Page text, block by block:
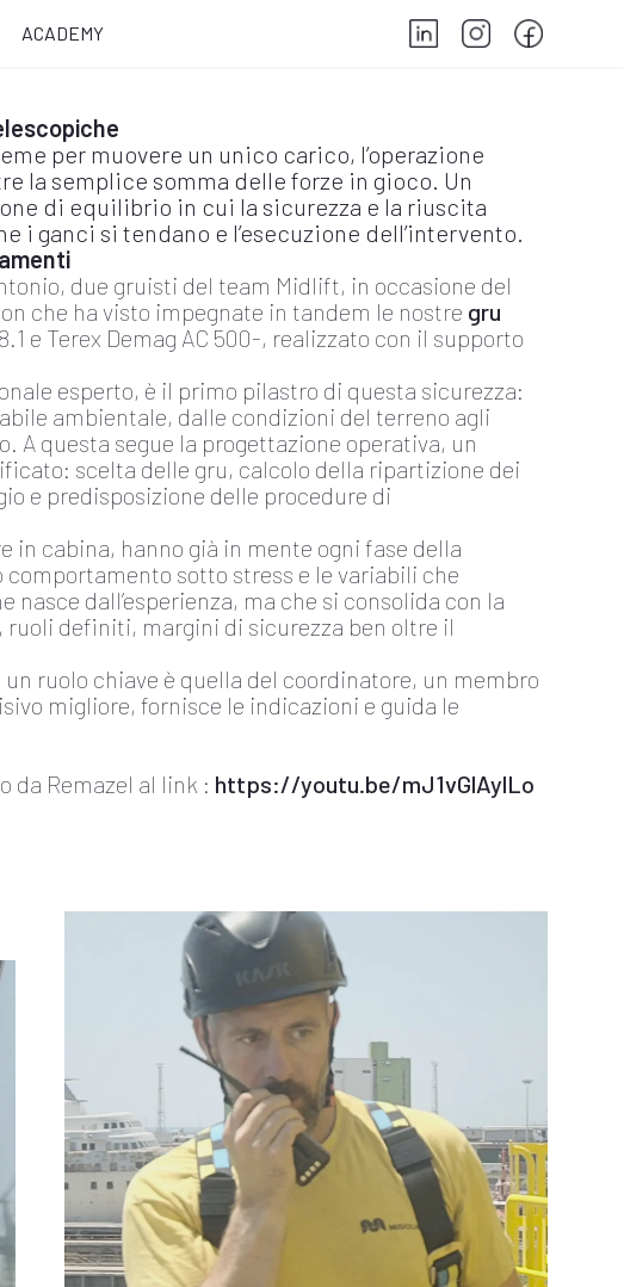
ACADEMY
per muovere un unico carico, l’operazione
la semplice somma delle forze in gioco. Un
di equilibrio in cui la sicurezza e la riuscita
i ganci si tendano e l’esecuzione dell’intervento.
due gruisti del team Midlift, in occasione del
che ha visto impegnate in tandem le nostre gru
e Terex Demag AC 500-, realizzato con il supporto
esperto, è il primo pilastro di questa sicurezza:
ambientale, dalle condizioni del terreno agli
A questa segue la progettazione operativa, un
scelta delle gru, calcolo della ripartizione dei
e predisposizione delle procedure di
cabina, hanno già in mente ogni fase della
sotto stress e le variabili che
nasce dall’esperienza, ma che si consolida con la
definiti, margini di sicurezza ben oltre il
ruolo chiave è quella del coordinatore, un membro
migliore, fornisce le indicazioni e guida le
da Remazel al link : https://youtu.be/mJ1vGlAylLo